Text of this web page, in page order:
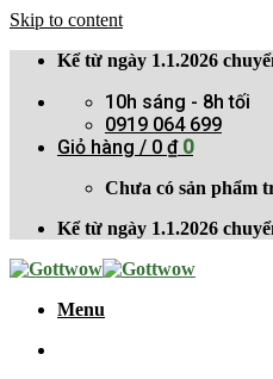
Skip to content
Kể từ ngày 1.1.2026
10h sáng - 8h tối
0919 064 699
Giỏ hàng / 0 ₫ 0
Chưa có sản phẩm
Kể từ ngày 1.1.2026
Menu